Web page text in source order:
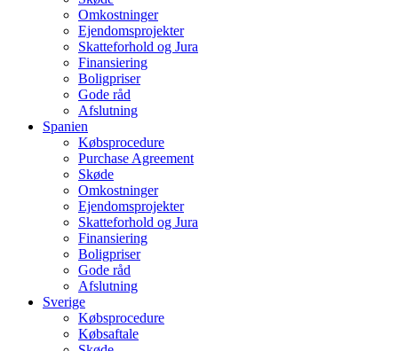
Omkostninger
Ejendomsprojekter
Skatteforhold og Jura
Finansiering
Boligpriser
Gode råd
Afslutning
Spanien
Købsprocedure
Purchase Agreement
Skøde
Omkostninger
Ejendomsprojekter
Skatteforhold og Jura
Finansiering
Boligpriser
Gode råd
Afslutning
Sverige
Købsprocedure
Købsaftale